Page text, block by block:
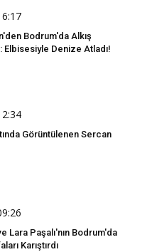
Bodrum'da Alkış
Elbisesiyle Denize Atladı!
Görüntülenen Sercan
Lara Paşalı'nın Bodrum'da
Karıştırdı